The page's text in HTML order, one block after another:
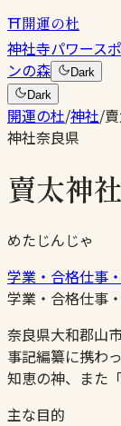
⛩開運の杜
神社寺パワース
ンの森
Dark
Dark
開運の杜/神社/
神社奈良県
賣太神社
めたじんじゃ
学業・合格仕事
学業・合格仕事
奈良県大和郡山
事記編纂に携わ
知恵の神、また
主な目的